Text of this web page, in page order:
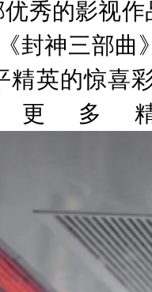
优秀的影视
封神三部
精英的惊喜
更多